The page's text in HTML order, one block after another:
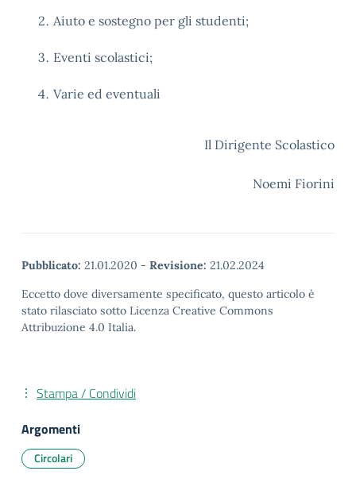
Aiuto e sostegno per gli studenti;
Eventi scolastici;
Varie ed eventuali
Il Dirigente Scolastico
Noemi Fiorini
Pubblicato: 21.01.2020 - Revisione: 21.02.2024
Eccetto dove diversamente specificato, questo articolo è
stato rilasciato sotto Licenza Creative Commons
Attribuzione 4.0 Italia.
Stampa / Condividi
Argomenti
Circolari